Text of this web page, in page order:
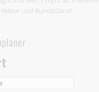
Akteur und Bundesland!